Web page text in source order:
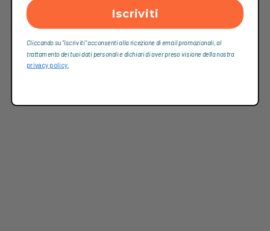
Iscriviti
Cliccando su “Iscriviti“ acconsenti alla ricezione di email promozionali, al
trattamento dei tuoi dati personali e dichiari di aver preso visione della nostra
privacy policy.